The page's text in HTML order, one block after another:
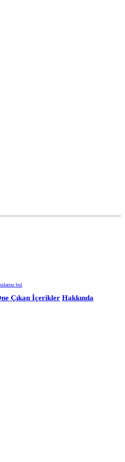
bul
Çıkan İçerikler Hakkında